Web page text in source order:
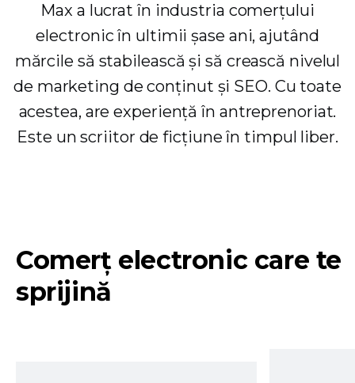
Max a lucrat în industria comerțului
electronic în ultimii șase ani, ajutând
mărcile să stabilească și să crească nivelul
de marketing de conținut și SEO. Cu toate
acestea, are experiență în antreprenoriat.
Este un scriitor de ficțiune în timpul liber.
Comerț electronic care te
sprijină